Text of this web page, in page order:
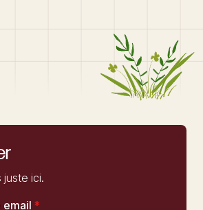
ici.
email *